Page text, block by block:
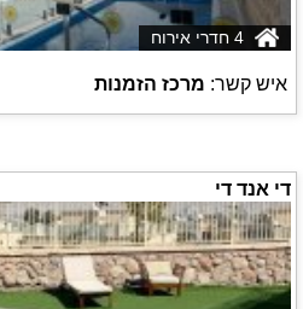
איש קשר: מרכז הזמנות
די אנד די